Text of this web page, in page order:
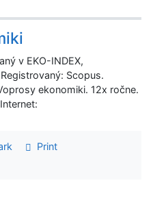
v EKO-INDEX,
Scopus.
ekonomiki. 12x ročne.
Print